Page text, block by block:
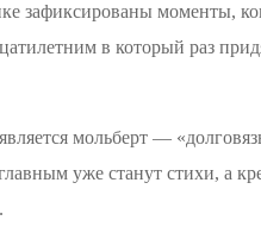
зафиксированы моменты,
в который раз
мольберт —
уже станут стихи, а